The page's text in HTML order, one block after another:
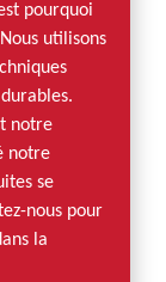
pourquoi
utilisons
notre
notre
se
nous pour
la